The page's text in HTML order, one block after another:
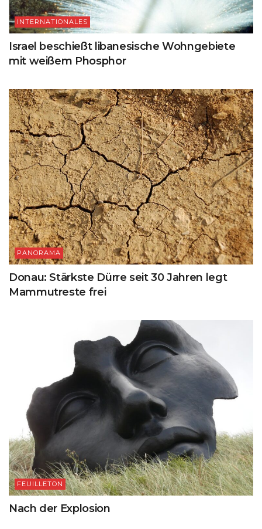
INTERNATIONALES
Israel beschießt libanesische Wohngebiete
mit weißem Phosphor
PANORAMA
Donau: Stärkste Dürre seit 30 Jahren legt
Mammutreste frei
FEUILLETON
Nach der Explosion